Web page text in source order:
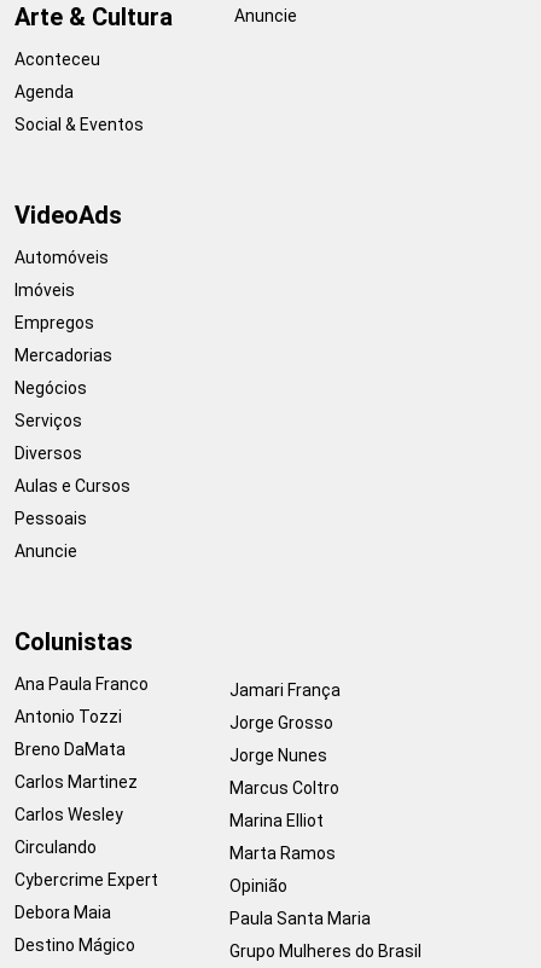
Arte & Cultura
Aconteceu
Agenda
Social & Eventos
Anuncie
VideoAds
Automóveis
Imóveis
Empregos
Mercadorias
Negócios
Serviços
Diversos
Aulas e Cursos
Pessoais
Anuncie
Colunistas
Ana Paula Franco
Antonio Tozzi
Breno DaMata
Carlos Martinez
Carlos Wesley
Circulando
Cybercrime Expert
Debora Maia
Destino Mágico
Jamari França
Jorge Grosso
Jorge Nunes
Marcus Coltro
Marina Elliot
Marta Ramos
Opinião
Paula Santa Maria
Grupo Mulheres do Brasil